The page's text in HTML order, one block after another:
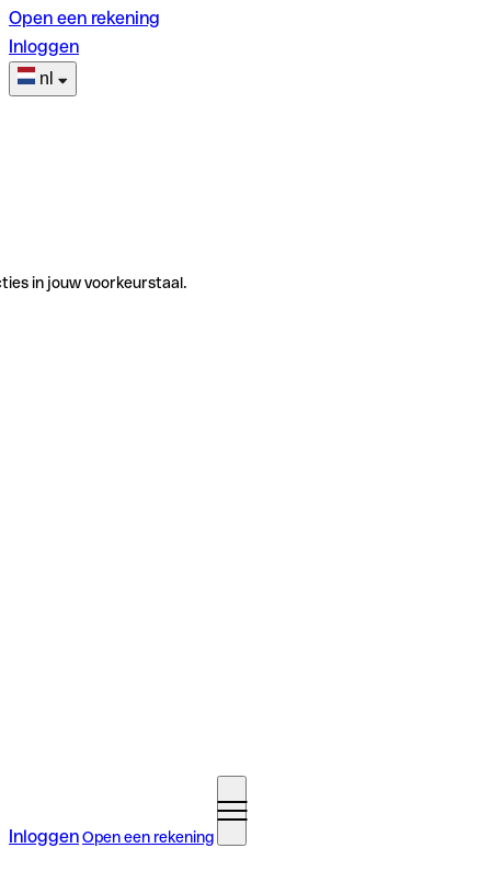
Open een rekening
Inloggen
nl
in jouw voorkeurstaal.
InloggenOpen een rekening